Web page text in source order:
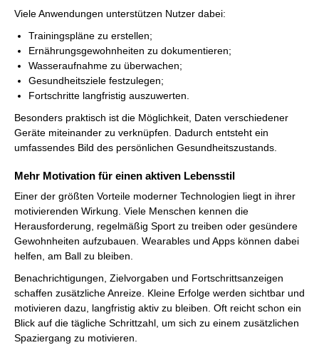
Viele Anwendungen unterstützen Nutzer dabei:
Trainingspläne zu erstellen;
Ernährungsgewohnheiten zu dokumentieren;
Wasseraufnahme zu überwachen;
Gesundheitsziele festzulegen;
Fortschritte langfristig auszuwerten.
Besonders praktisch ist die Möglichkeit, Daten verschiedener
Geräte miteinander zu verknüpfen. Dadurch entsteht ein
umfassendes Bild des persönlichen Gesundheitszustands.
Mehr Motivation für einen aktiven Lebensstil
Einer der größten Vorteile moderner Technologien liegt in ihrer
motivierenden Wirkung. Viele Menschen kennen die
Herausforderung, regelmäßig Sport zu treiben oder gesündere
Gewohnheiten aufzubauen. Wearables und Apps können dabei
helfen, am Ball zu bleiben.
Benachrichtigungen, Zielvorgaben und Fortschrittsanzeigen
schaffen zusätzliche Anreize. Kleine Erfolge werden sichtbar und
motivieren dazu, langfristig aktiv zu bleiben. Oft reicht schon ein
Blick auf die tägliche Schrittzahl, um sich zu einem zusätzlichen
Spaziergang zu motivieren.